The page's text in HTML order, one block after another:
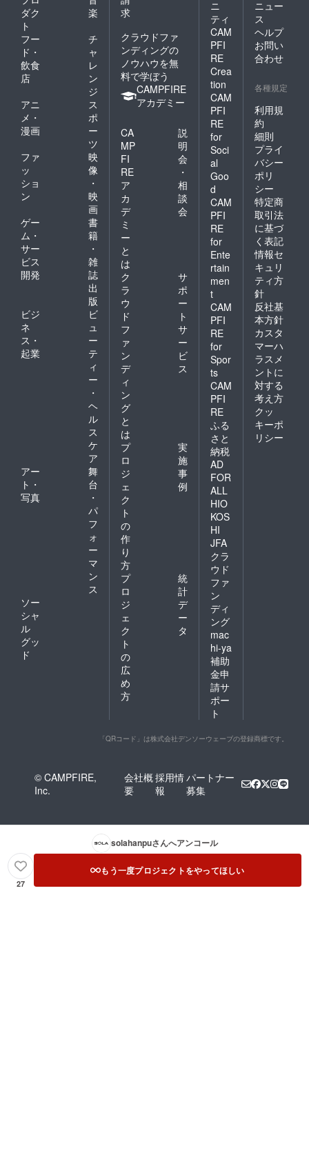
ダク
ト
楽
フー
ド・
飲食
店
チ
ャ
レ
ン
ジ
アニ
メ・
漫画
ス
ポ
ー
ツ
ファ
ッ
ショ
ン
映
像
・
映
画
ゲー
ム・
サー
ビス
開発
書
籍
・
雑
誌
出
版
ビジ
ネ
ス・
起業
ビ
ュ
ー
テ
ィ
ー
・
ヘ
ル
ス
ケ
ア
アー
ト・
写真
舞
台
・
パ
フ
ォ
ー
マ
ン
ス
ソー
シャ
ル
グッ
ド
求
クラウドファ
ンディングの
ノウハウを無
料で学ぼう
CAMPFIRE
アカデミー
CA
MP
FI
RE
ア
カ
デ
ミ
ー
と
は
説
明
会
・
相
談
会
ク
ラ
ウ
ド
フ
ァ
ン
デ
ィ
ン
グ
と
は
サ
ポ
ー
ト
サ
ー
ビ
ス
プ
ロ
ジ
ェ
ク
ト
の
作
り
方
実
施
事
例
プ
ロ
ジ
ェ
ク
ト
の
広
め
方
統
計
デ
ー
タ
ニ
ティ
CAM
PFI
RE
Crea
tion
CAM
PFI
RE
for
Soci
al
Goo
d
CAM
PFI
RE
for
Ente
rtain
men
t
CAM
PFI
RE
for
Spor
ts
CAM
PFI
RE
ふる
さと
納税
AD
FOR
ALL
HIO
KOS
HI
JFA
クラ
ウド
ファ
ン
ディ
ング
mac
hi-ya
補助
金申
請サ
ポー
ト
ニュー
ス
ヘルプ
お問い
合わせ
各種規定
利用規
約
細則
プライ
バシー
ポリ
シー
特定商
取引法
に基づ
く表記
情報セ
キュリ
ティ方
針
反社基
本方針
カスタ
マーハ
ラスメ
ントに
対する
考え方
クッ
キーポ
リシー
「QRコード」は株式会社デンソーウェーブの登録商標です。
© CAMPFIRE,
Inc.
会社概
要
採用情
報
パートナー
募集
solahanpuさんへアンコール
27
もう一度プロジェクトをやってほしい